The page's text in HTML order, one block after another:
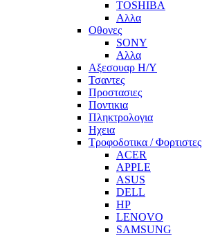
TOSHIBA
Αλλα
Οθονες
SONY
Αλλα
Αξεσουαρ Η/Υ
Τσαντες
Προστασιες
Ποντικια
Πληκτρολογια
Ηχεια
Τροφοδοτικα / Φορτιστες
ACER
APPLE
ASUS
DELL
HP
LENOVO
SAMSUNG